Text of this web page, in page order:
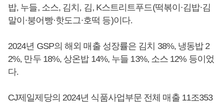
밥, 누들, 소스, 김치, 김, K스트리트푸드(떡볶이·김밥·김
말이·붕어빵·핫도그·호떡 등)이다.
2024년 GSP의 해외 매출 성장률은 김치 38%, 냉동밥 2
2%, 만두 18%, 상온밥 14%, 누들 13%, 소스 12% 등이었
다.
CJ제일제당의 2024년 식품사업부문 전체 매출 11조353